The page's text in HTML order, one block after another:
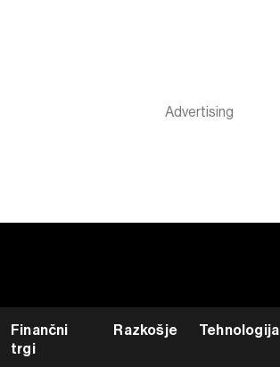
Finančni
trgi
Razkošje Tehnologija